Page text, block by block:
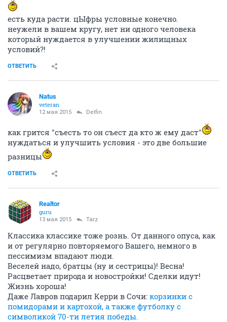
есть куда расти. цЫфры условные конечно.
неужели в вашем кругу, нет ни одного человека
который нуждается в улучшении жилищных
условий?!
ОТВЕТИТЬ
Natus
veteran
12 мая 2015 Delfin
как грится "съесть то он съест да кто ж ему даст"
нуждаться и улучшить условия - это две большие
разницы
ОТВЕТИТЬ
Realtor
guru
13 мая 2015 Tarz
Классика классике тоже рознь. От данного опуса, как
и от регулярно повторяемого Вашего, немного в
пессимизм впадают люди.
Веселей надо, братцы (ну и сестрицы)! Весна!
Расцветает природа и новостройки! Сделки идут!
Жизнь хороша!
Даже Лавров подарил Керри в Сочи: корзинки с
помидорами и картохой, а также футболку с
символикой 70-ти летия победы.